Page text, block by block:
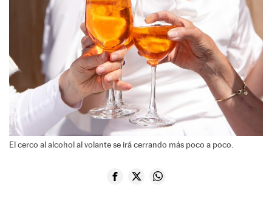
El cerco al alcohol al volante se irá cerrando más poco a poco.